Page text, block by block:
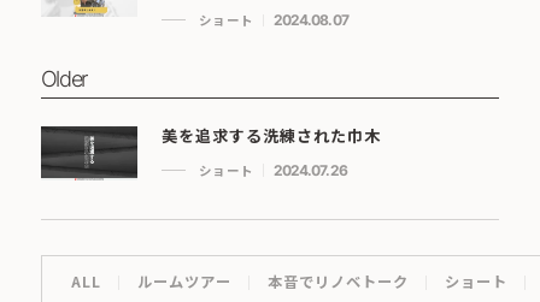
ショート 2024.08.07
Older
美を追求する洗練された巾木
ショート 2024.07.26
ALL ルームツアー 本音でリノベトーク ショート